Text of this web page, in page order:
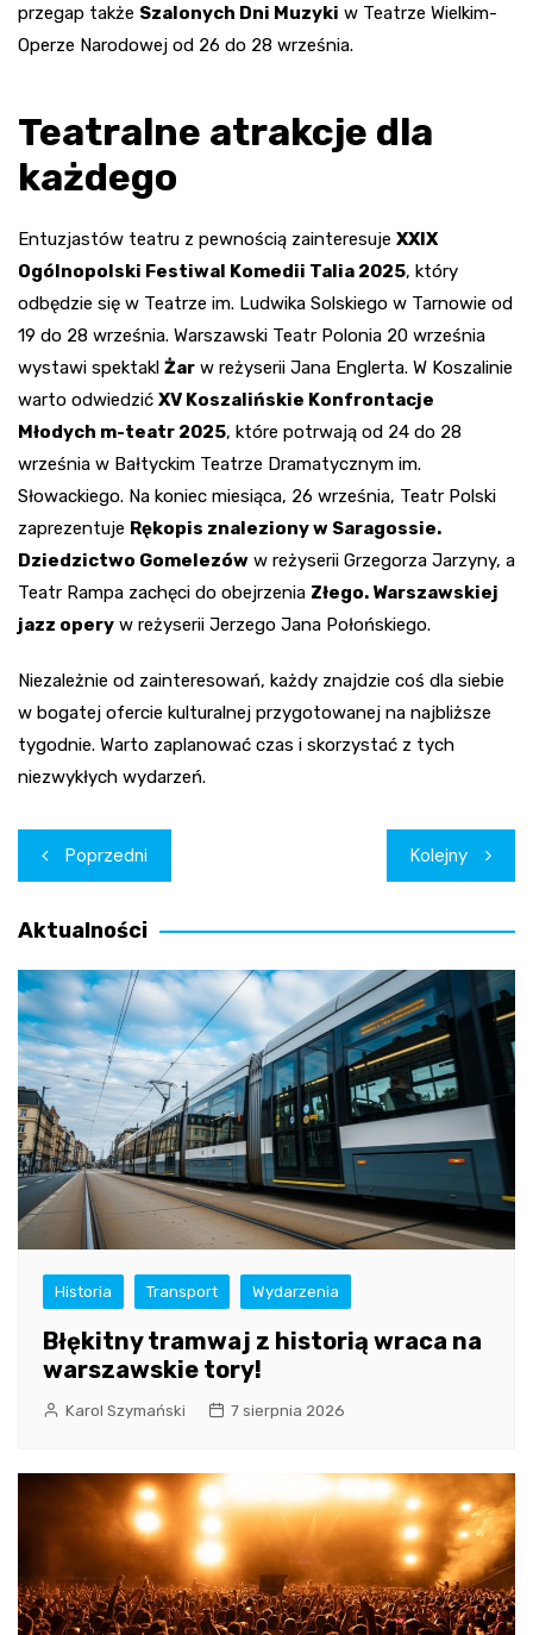
przegap także Szalonych Dni Muzyki w Teatrze Wielkim-
Operze Narodowej od 26 do 28 września.
Teatralne atrakcje dla
każdego
Entuzjastów teatru z pewnością zainteresuje XXIX
Ogólnopolski Festiwal Komedii Talia 2025, który
odbędzie się w Teatrze im. Ludwika Solskiego w Tarnowie od
19 do 28 września. Warszawski Teatr Polonia 20 września
wystawi spektakl Żar w reżyserii Jana Englerta. W Koszalinie
warto odwiedzić XV Koszalińskie Konfrontacje
Młodych m-teatr 2025, które potrwają od 24 do 28
września w Bałtyckim Teatrze Dramatycznym im.
Słowackiego. Na koniec miesiąca, 26 września, Teatr Polski
zaprezentuje Rękopis znaleziony w Saragossie.
Dziedzictwo Gomelezów w reżyserii Grzegorza Jarzyny, a
Teatr Rampa zachęci do obejrzenia Złego. Warszawskiej
jazz opery w reżyserii Jerzego Jana Połońskiego.
Niezależnie od zainteresowań, każdy znajdzie coś dla siebie
w bogatej ofercie kulturalnej przygotowanej na najbliższe
tygodnie. Warto zaplanować czas i skorzystać z tych
niezwykłych wydarzeń.
Nawigacja
wpisu
Poprzedni Kolejny
Aktualności
Historia Transport Wydarzenia
Błękitny tramwaj z historią wraca na
warszawskie tory!
Karol Szymański 7 sierpnia 2026